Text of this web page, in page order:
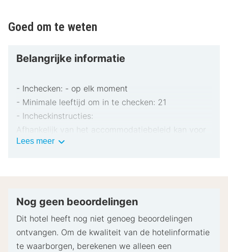
Goed om te weten
Belangrijke informatie
- Inchecken: - op elk moment
- Minimale leeftijd om in te checken: 21
- Incheckinstructies:
Afhankelijk van het accommodatiebeleid kan voor
extra personen een toeslag in rekening worden
pinpas of borgsom in contanten te verstrekken
Speciale verzoeken worden onder voorbehoud van
beschikbaarheid bij het inchecken ingewilligd.
Lees meerBelangrijke
Nog geen beoordelingen
Dit hotel heeft nog niet genoeg beoordelingen
ontvangen. Om de kwaliteit van de hotelinformatie
te waarborgen, berekenen we alleen een